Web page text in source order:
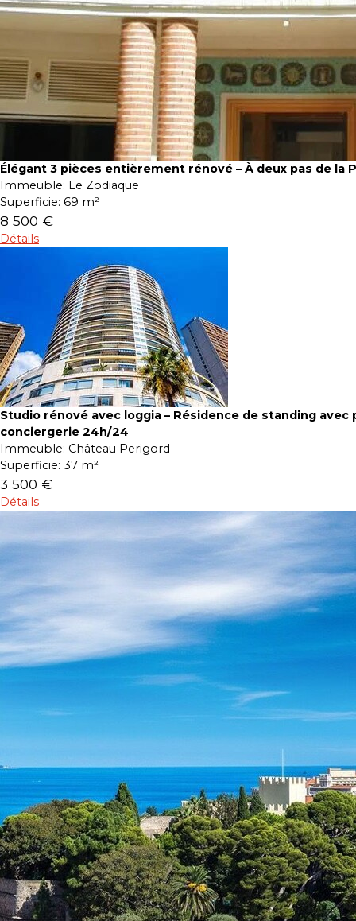
Élégant 3 pièces entièrement rénové – À deux pas de la
Immeuble: Le Zodiaque
Superficie: 69 m²
8 500 €
Détails
Studio rénové avec loggia – Résidence de standing avec
conciergerie 24h/24
Immeuble: Château Perigord
Superficie: 37 m²
3 500 €
Détails